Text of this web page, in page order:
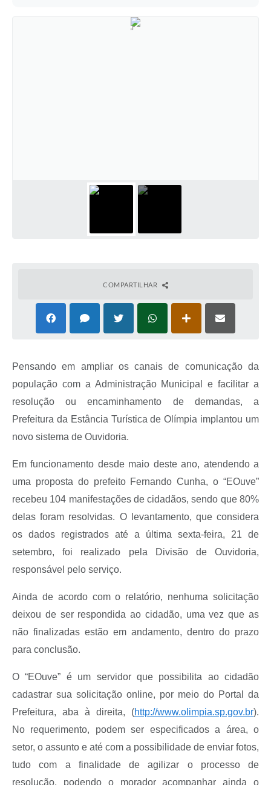
COMPARTILHAR
Pensando em ampliar os canais de comunicação da
população com a Administração Municipal e facilitar a
resolução ou encaminhamento de demandas, a
Prefeitura da Estância Turística de Olímpia implantou um
novo sistema de Ouvidoria.
Em funcionamento desde maio deste ano, atendendo a
uma proposta do prefeito Fernando Cunha, o “EOuve”
recebeu 104 manifestações de cidadãos, sendo que 80%
delas foram resolvidas. O levantamento, que considera
os dados registrados até a última sexta-feira, 21 de
setembro, foi realizado pela Divisão de Ouvidoria,
responsável pelo serviço.
Ainda de acordo com o relatório, nenhuma solicitação
deixou de ser respondida ao cidadão, uma vez que as
não finalizadas estão em andamento, dentro do prazo
para conclusão.
O “EOuve” é um servidor que possibilita ao cidadão
cadastrar sua solicitação online, por meio do Portal da
Prefeitura, aba à direita, (http://www.olimpia.sp.gov.br).
No requerimento, podem ser especificados a área, o
setor, o assunto e até com a possibilidade de enviar fotos,
tudo com a finalidade de agilizar o processo de
resolução, podendo o morador acompanhar ainda o